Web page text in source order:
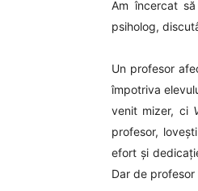
Am încercat
psiholog,
Un profesor
împotriva
venit mizer, ci
profesor,
efort și
Dar de